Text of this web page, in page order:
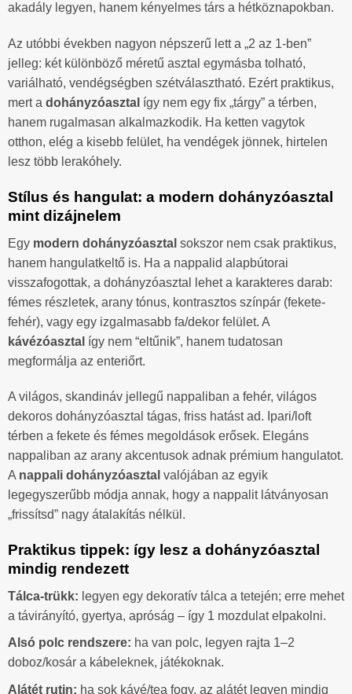
akadály legyen, hanem kényelmes társ a hétköznapokban.
Az utóbbi években nagyon népszerű lett a „2 az 1-ben”
jelleg: két különböző méretű asztal egymásba tolható,
variálható, vendégségben szétválasztható. Ezért praktikus,
mert a dohányzóasztal így nem egy fix „tárgy” a térben,
hanem rugalmasan alkalmazkodik. Ha ketten vagytok
otthon, elég a kisebb felület, ha vendégek jönnek, hirtelen
lesz több lerakóhely.
Stílus és hangulat: a modern dohányzóasztal
mint dizájnelem
Egy modern dohányzóasztal sokszor nem csak praktikus,
hanem hangulatkeltő is. Ha a nappalid alapbútorai
visszafogottak, a dohányzóasztal lehet a karakteres darab:
fémes részletek, arany tónus, kontrasztos színpár (fekete-
fehér), vagy egy izgalmasabb fa/dekor felület. A
kávézóasztal így nem “eltűnik”, hanem tudatosan
megformálja az enteriőrt.
A világos, skandináv jellegű nappaliban a fehér, világos
dekoros dohányzóasztal tágas, friss hatást ad. Ipari/loft
térben a fekete és fémes megoldások erősek. Elegáns
nappaliban az arany akcentusok adnak prémium hangulatot.
A nappali dohányzóasztal valójában az egyik
legegyszerűbb módja annak, hogy a nappalit látványosan
„frissítsd” nagy átalakítás nélkül.
Praktikus tippek: így lesz a dohányzóasztal
mindig rendezett
Tálca-trükk: legyen egy dekoratív tálca a tetején; erre mehet
a távirányító, gyertya, apróság – így 1 mozdulat elpakolni.
Alsó polc rendszere: ha van polc, legyen rajta 1–2
doboz/kosár a kábeleknek, játékoknak.
Alátét rutin: ha sok kávé/tea fogy, az alátét legyen mindig